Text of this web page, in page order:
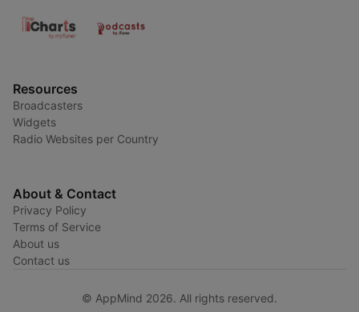
Resources
Broadcasters
Widgets
Radio Websites per Country
About & Contact
Privacy Policy
Terms of Service
About us
Contact us
© AppMind 2026. All rights reserved.